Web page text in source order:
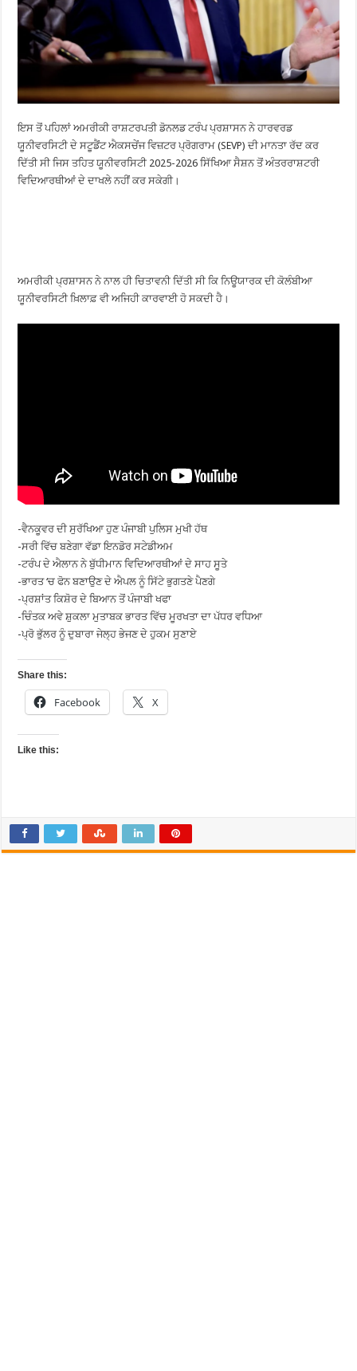
ਇਸ ਤੋਂ ਪਹਿਲਾਂ ਅਮਰੀਕੀ ਰਾਸ਼ਟਰਪਤੀ ਡੋਨਲਡ ਟਰੰਪ ਪ੍ਰਸ਼ਾਸਨ ਨੇ ਹਾਰਵਰਡ
ਯੂਨੀਵਰਸਿਟੀ ਦੇ ਸਟੂਡੈਂਟ ਐਕਸਚੇਂਜ ਵਿਜ਼ਟਰ ਪ੍ਰੋਗਰਾਮ (SEVP) ਦੀ ਮਾਨਤਾ ਰੱਦ ਕਰ
ਦਿੱਤੀ ਸੀ ਜਿਸ ਤਹਿਤ ਯੂਨੀਵਰਸਿਟੀ 2025-2026 ਸਿੱਖਿਆ ਸੈਸ਼ਨ ਤੋਂ ਅੰਤਰਰਾਸ਼ਟਰੀ
ਵਿਦਿਆਰਥੀਆਂ ਦੇ ਦਾਖਲੇ ਨਹੀਂ ਕਰ ਸਕੇਗੀ।
ਅਮਰੀਕੀ ਪ੍ਰਸ਼ਾਸਨ ਨੇ ਨਾਲ ਹੀ ਚਿਤਾਵਨੀ ਦਿੱਤੀ ਸੀ ਕਿ ਨਿਊਯਾਰਕ ਦੀ ਕੋਲੰਬੀਆ
ਯੂਨੀਵਰਸਿਟੀ ਖ਼ਿਲਾਫ਼ ਵੀ ਅਜਿਹੀ ਕਾਰਵਾਈ ਹੋ ਸਕਦੀ ਹੈ।
-ਵੈਨਕੂਵਰ ਦੀ ਸੁਰੱਖਿਆ ਹੁਣ ਪੰਜਾਬੀ ਪੁਲਿਸ ਮੁਖੀ ਹੱਥ
-ਸਰੀ ਵਿੱਚ ਬਣੇਗਾ ਵੱਡਾ ਇਨਡੋਰ ਸਟੇਡੀਅਮ
-ਟਰੰਪ ਦੇ ਐਲਾਨ ਨੇ ਬੁੱਧੀਮਾਨ ਵਿਦਿਆਰਥੀਆਂ ਦੇ ਸਾਹ ਸੂਤੇ
-ਭਾਰਤ ‘ਚ ਫੋਨ ਬਣਾਉਣ ਦੇ ਐਪਲ ਨੂੰ ਸਿੱਟੇ ਭੁਗਤਣੇ ਪੈਣਗੇ
-ਪ੍ਰਸ਼ਾਂਤ ਕਿਸ਼ੋਰ ਦੇ ਬਿਆਨ ਤੋਂ ਪੰਜਾਬੀ ਖਫਾ
-ਚਿੰਤਕ ਅਵੇ ਸ਼ੁਕਲਾ ਮੁਤਾਬਕ ਭਾਰਤ ਵਿੱਚ ਮੂਰਖਤਾ ਦਾ ਪੱਧਰ ਵਧਿਆ
-ਪ੍ਰੋ ਭੁੱਲਰ ਨੂੰ ਦੁਬਾਰਾ ਜੇਲ੍ਹ ਭੇਜਣ ਦੇ ਹੁਕਮ ਸੁਣਾਏ
Share this:
Facebook X
Like this: